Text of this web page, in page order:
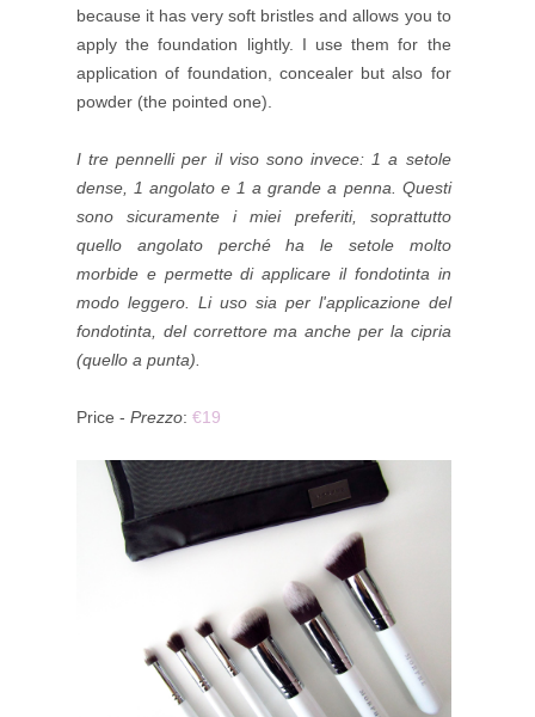
because it has very soft bristles and allows you to
apply the foundation lightly. I use them for the
application of foundation, concealer but also for
powder (the pointed one).
I tre pennelli per il viso sono invece: 1 a setole
dense, 1 angolato e 1 a grande a penna. Questi
sono sicuramente i miei preferiti, soprattutto
quello angolato perché ha le setole molto
morbide e permette di applicare il fondotinta in
modo leggero. Li uso sia per l'applicazione del
fondotinta, del correttore ma anche per la cipria
(quello a punta).
Price - Prezzo: €19